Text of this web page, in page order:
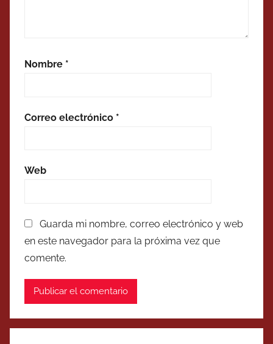
Nombre *
Correo electrónico *
Web
Guarda mi nombre, correo electrónico y web
en este navegador para la próxima vez que
comente.